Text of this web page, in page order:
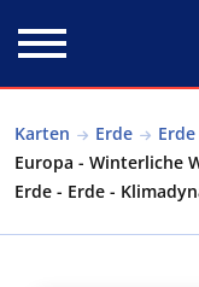
Karten Erde
Europa - Winterliche
Erde - Erde -